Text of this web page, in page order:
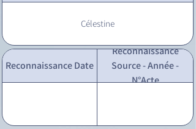
Célestine
Reconnaissance Date
Reconnaissance
Source - Année -
N°Acte